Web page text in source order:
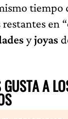
tiempo
en
yjoyas
GUSTA A